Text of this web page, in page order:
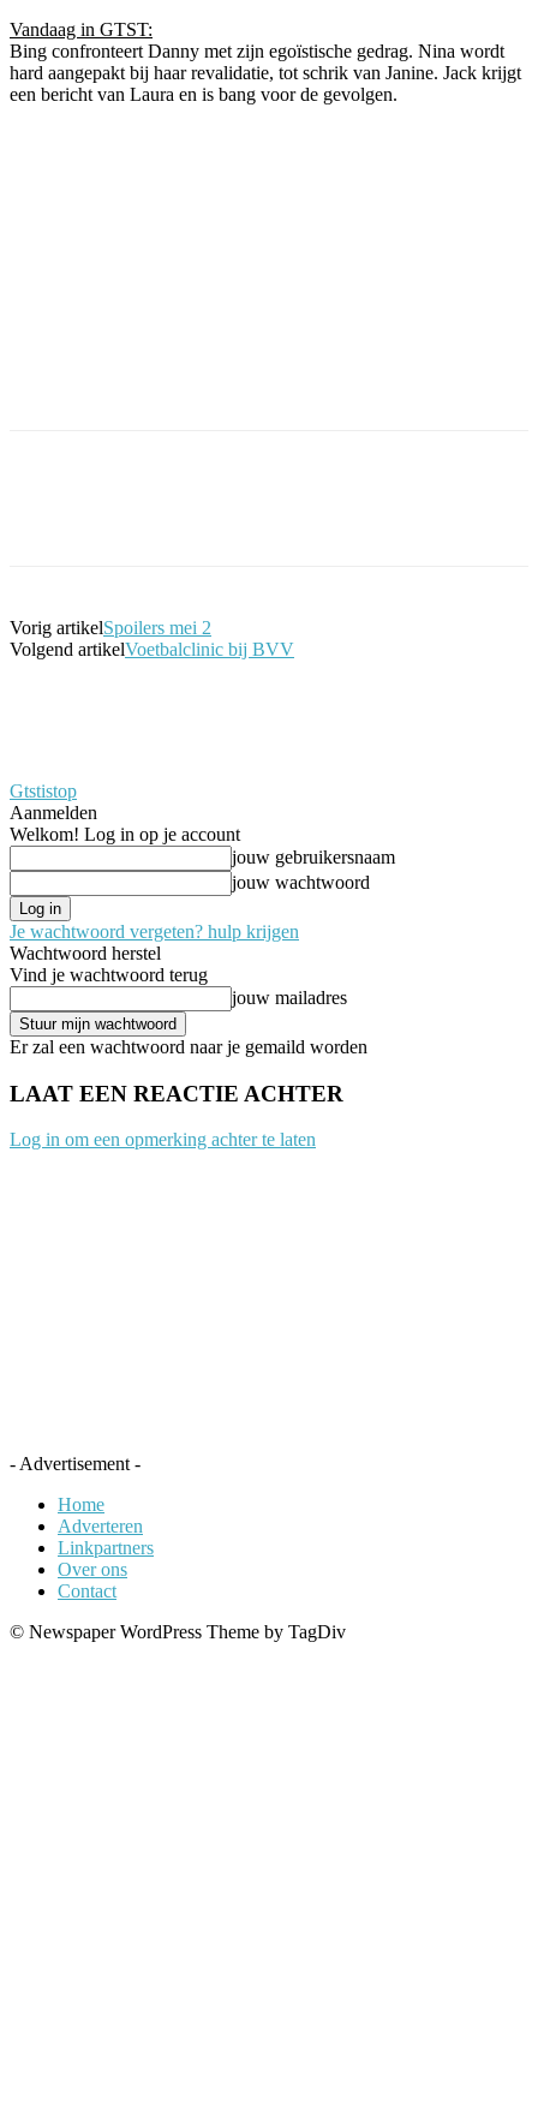
Vandaag in GTST:
Bing confronteert Danny met zijn egoïstische gedrag. Nina wordt
hard aangepakt bij haar revalidatie, tot schrik van Janine. Jack krijgt
een bericht van Laura en is bang voor de gevolgen.
Vorig artikelSpoilers mei 2
Volgend artikelVoetbalclinic bij BVV
Gtstistop
Aanmelden
Welkom! Log in op je account
jouw gebruikersnaam
jouw wachtwoord
Je wachtwoord vergeten? hulp krijgen
Wachtwoord herstel
Vind je wachtwoord terug
jouw mailadres
Er zal een wachtwoord naar je gemaild worden
LAAT EEN REACTIE ACHTER
Log in om een opmerking achter te laten
- Advertisement -
Home
Adverteren
Linkpartners
Over ons
Contact
© Newspaper WordPress Theme by TagDiv